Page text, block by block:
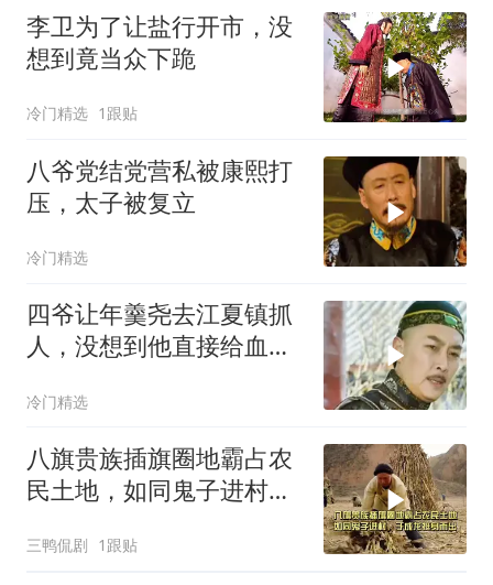
李卫为了让盐行开市，没
想到竟当众下跪
冷门精选 1跟贴
八爷党结党营私被康熙打
压，太子被复立
冷门精选
四爷让年羹尧去江夏镇抓
人，没想到他直接给血洗
冷门精选
八旗贵族插旗圈地霸占农
民土地，如同鬼子进村，
三鸭侃剧 1跟贴